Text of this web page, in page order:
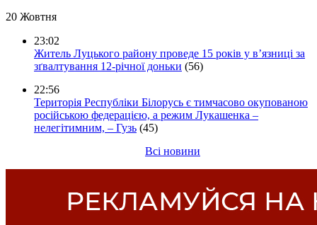
20 Жовтня
23:02
Житель Луцького району проведе 15 років у в’язниці за
зґвалтування 12-річної доньки (56)
22:56
Територія Республіки Білорусь є тимчасово окупованою
російською федерацією, а режим Лукашенка –
нелегітимним, – Гузь (45)
Всі новини